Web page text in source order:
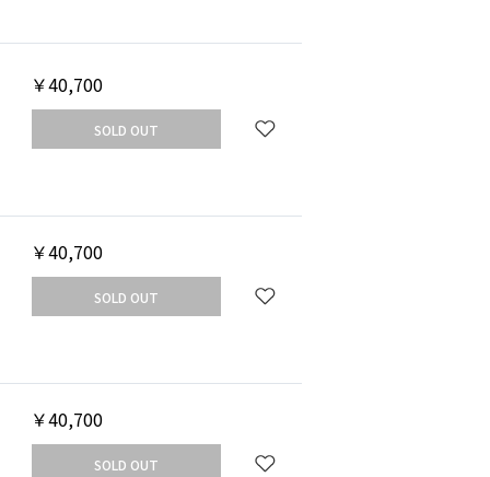
￥40,700
SOLD OUT
￥40,700
SOLD OUT
￥40,700
SOLD OUT